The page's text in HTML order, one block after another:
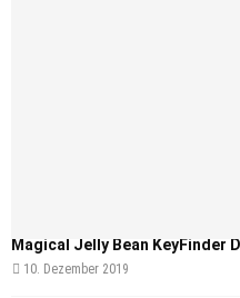
Magical Jelly Bean KeyFinder
10. Dezember 2019